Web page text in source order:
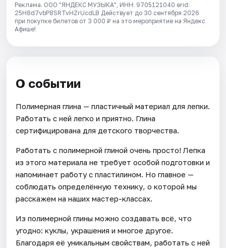
Реклама. ООО "ЯНДЕКС МУЗЫКА", ИНН: 9705121040 erid:
25H8d7vbP8SRTvHZrUcdLB Действует до 30 сентября 2026
при покупке билетов от 3 000 ₽ на это мероприятие на Яндекс
Афише!
О событии
Полимерная глина — пластичный материал для лепки.
Работать с ней легко и приятно. Глина
сертифицирована для детского творчества.
Работать с полимерной глиной очень просто! Лепка
из этого материала не требует особой подготовки и
напоминает работу с пластилином. Но главное —
соблюдать определённую технику, о которой мы
расскажем на наших мастер-классах.
Из полимерной глины можно создавать всё, что
угодно: куклы, украшения и многое другое.
Благодаря её уникальным свойствам, работать с ней